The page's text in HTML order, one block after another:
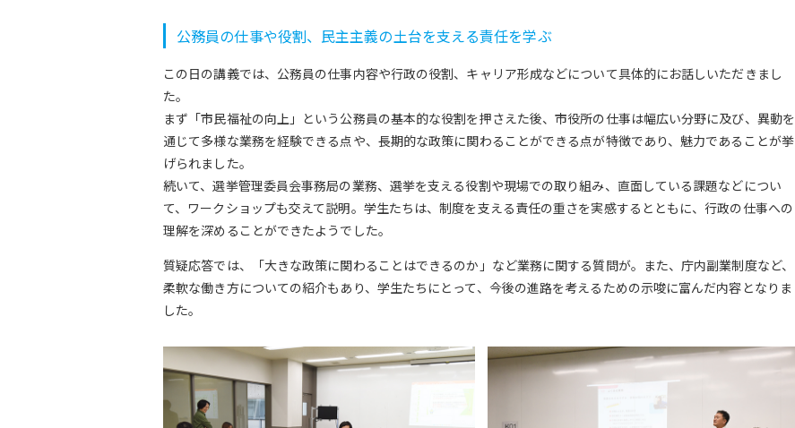
公務員の仕事や役割、民主主義の土台を支える責任を学ぶ
この日の講義では、公務員の仕事内容や行政の役割、キャリア形成などについて具体的にお話しいただきまし
た。
まず「市民福祉の向上」という公務員の基本的な役割を押さえた後、市役所の仕事は幅広い分野に及び、異動を
通じて多様な業務を経験できる点や、長期的な政策に関わることができる点が特徴であり、魅力であることが挙
げられました。
続いて、選挙管理委員会事務局の業務、選挙を支える役割や現場での取り組み、直面している課題などについ
て、ワークショップも交えて説明。学生たちは、制度を支える責任の重さを実感するとともに、行政の仕事への
理解を深めることができたようでした。
質疑応答では、「大きな政策に関わることはできるのか」など業務に関する質問が。また、庁内副業制度など、
柔軟な働き方についての紹介もあり、学生たちにとって、今後の進路を考えるための示唆に富んだ内容となりま
した。